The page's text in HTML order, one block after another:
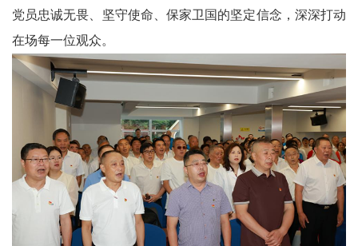
关
委
消
息
天
党员忠诚无畏、坚守使命、保家卫国的坚定信念，深深打动
在场每一位观众。